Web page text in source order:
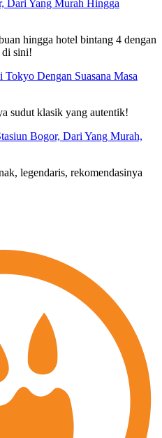
Dari Yang Murah Hingga
hingga hotel bintang 4 dengan
di sini!
Dengan Suasana Masa
sudut klasik yang autentik!
Bogor, Dari Yang Murah,
legendaris, rekomendasinya